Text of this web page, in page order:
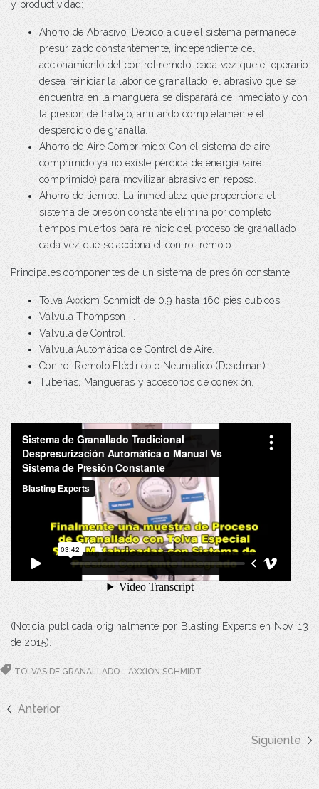
y productividad:
Ahorro de Abrasivo: Debido a que el sistema permanece
presurizado constantemente, independiente del
accionamiento del control remoto, cada vez que el operario
desea reiniciar la labor de granallado, el abrasivo que se
encuentra en la manguera se disparará de inmediato y con
la presión de trabajo, anulando completamente el
desperdicio de granalla.
Ahorro de Aire Comprimido: Con el sistema de aire
comprimido ya no existe pérdida de energía (aire
comprimido) para movilizar abrasivo en reposo.
Ahorro de tiempo: La inmediatez que proporciona el
sistema de presión constante elimina por completo
tiempos muertos para reinicio del proceso de granallado
cada vez que se acciona el control remoto.
Principales componentes de un sistema de presión constante:
Tolva Axxiom Schmidt de 0.9 hasta 160 pies cúbicos.
Válvula Thompson II.
Válvula de Control.
Válvula Automática de Control de Aire.
Control Remoto Eléctrico o Neumático (Deadman).
Tuberías, Mangueras y accesorios de conexión.
(Noticia publicada originalmente por Blasting Experts en Nov. 13
de 2015).
TOLVAS DE GRANALLADO AXXION SCHMIDT
Anterior
Siguiente